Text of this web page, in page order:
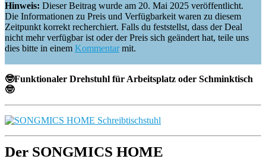
Hinweis: Dieser Beitrag wurde am 20. Mai 2025 veröffentlicht.
Die Informationen zu Preis und Verfügbarkeit waren zu diesem
Zeitpunkt korrekt recherchiert. Falls du feststellst, dass der Deal
nicht mehr verfügbar ist oder der Preis sich geändert hat, teile uns
dies bitte in einem Kommentarmit.
🤓Funktionaler Drehstuhl für Arbeitsplatz oder Schminktisch
🤓
Der SONGMICS HOME